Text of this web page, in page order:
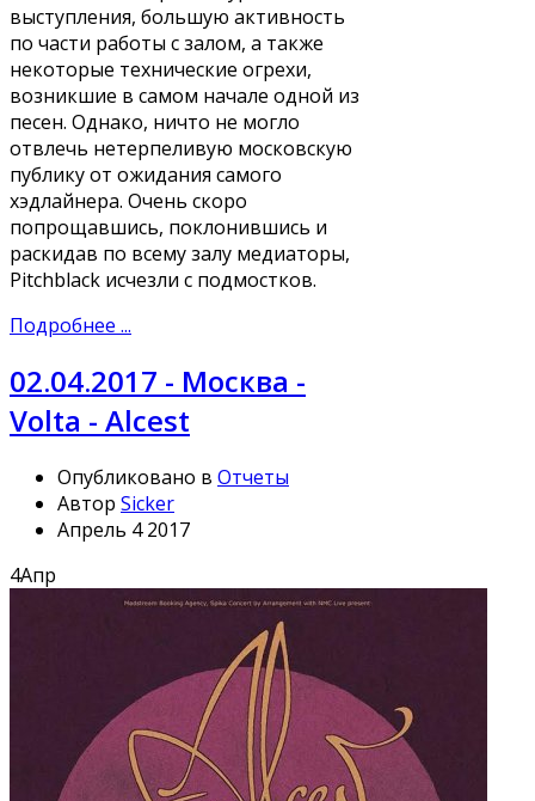
выступления, большую активность
по части работы с залом, а также
некоторые технические огрехи,
возникшие в самом начале одной из
песен. Однако, ничто не могло
отвлечь нетерпеливую московскую
публику от ожидания самого
хэдлайнера. Очень скоро
попрощавшись, поклонившись и
раскидав по всему залу медиаторы,
Pitchblack исчезли с подмостков.
Подробнее ...
02.04.2017 - Москва -
Volta - Alcest
Опубликовано в Отчеты
Автор Sicker
Апрель 4 2017
4Апр